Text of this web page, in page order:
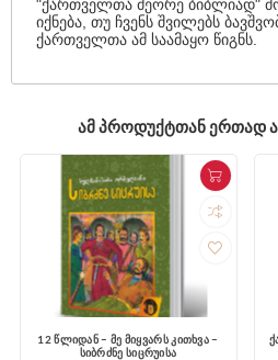
"ქართველთა მეორე ბიბლიად"
იქნება, თუ ჩვენს შვილებს
ქართველთა ამ საამაყო წიგნს.
ᲐᲛ ᲞᲠᲝᲓᲣᲥᲢᲗᲐᲜ ᲔᲠᲗᲐᲓ
12 წლიდან – მე მიყვარს კითხვა –
სიბრძნე სიცრუისა